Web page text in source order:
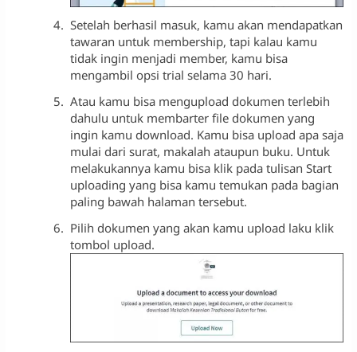
Setelah berhasil masuk, kamu akan mendapatkan
tawaran untuk membership, tapi kalau kamu
tidak ingin menjadi member, kamu bisa
mengambil opsi trial selama 30 hari.
Atau kamu bisa mengupload dokumen terlebih
dahulu untuk membarter file dokumen yang
ingin kamu download. Kamu bisa upload apa saja
mulai dari surat, makalah ataupun buku. Untuk
melakukannya kamu bisa klik pada tulisan Start
uploading yang bisa kamu temukan pada bagian
paling bawah halaman tersebut.
Pilih dokumen yang akan kamu upload laku klik
tombol upload.